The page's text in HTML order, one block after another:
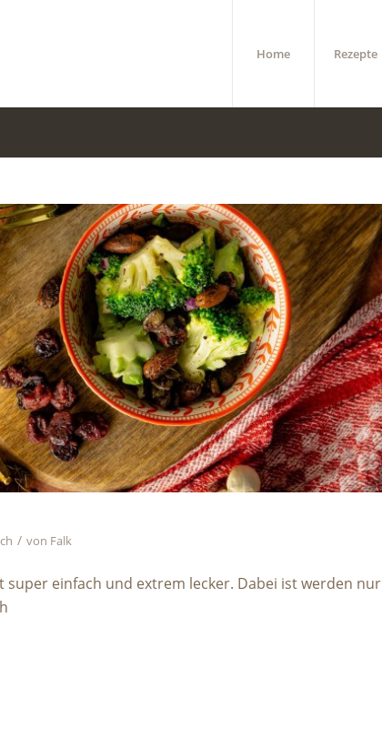
Home Rezepte
/ von Falk
einfach und extrem lecker. Dabei ist werden nur